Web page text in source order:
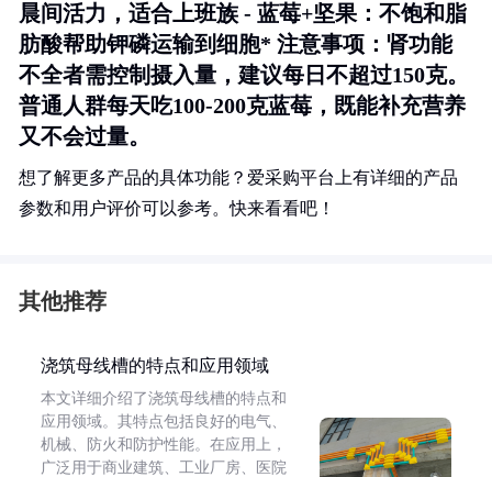
晨间活力，适合上班族 - 蓝莓+坚果：不饱和脂
肪酸帮助钾磷运输到细胞* 注意事项 ：肾功能
不全者需控制摄入量，建议每日不超过150克。
普通人群每天吃100-200克蓝莓，既能补充营养
又不会过量。
想了解更多产品的具体功能？爱采购平台上有详细的产品
参数和用户评价可以参考。快来看看吧！
其他推荐
浇筑母线槽的特点和应用领域
本文详细介绍了浇筑母线槽的特点和
应用领域。其特点包括良好的电气、
机械、防火和防护性能。在应用上，
广泛用于商业建筑、工业厂房、医院